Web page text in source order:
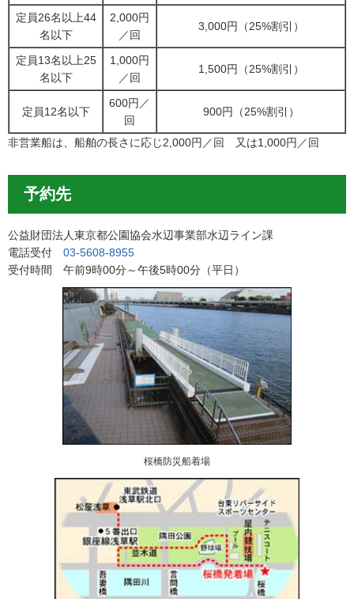
定員26名以上44
名以下
2,000円
／回
3,000円（25%割引）
定員13名以上25
名以下
1,000円
／回
1,500円（25%割引）
定員12名以下
600円／
回
900円（25%割引）
非営業船は、船舶の長さに応じ2,000円／回 又は1,000円／回
予約先
公益財団法人東京都公園協会水辺事業部水辺ライン課
電話受付 03-5608-8955
受付時間 午前9時00分～午後5時00分（平日）
桜橋防災船着場